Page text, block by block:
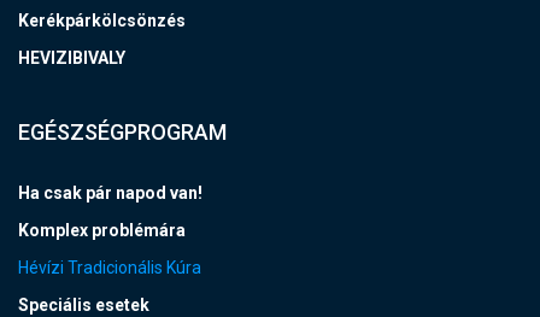
Kerékpárkölcsönzés
HEVIZIBIVALY
EGÉSZSÉGPROGRAM
Ha csak pár napod van!
Komplex problémára
Hévízi Tradicionális Kúra
Speciális esetek